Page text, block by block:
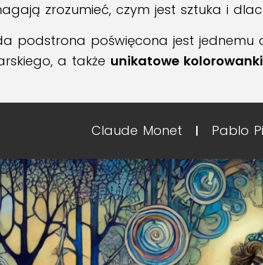
zrozumieć, czym jest sztuka i
podstrona poświęcona jest jednemu
a także unikatowe
Claude Monet Pablo